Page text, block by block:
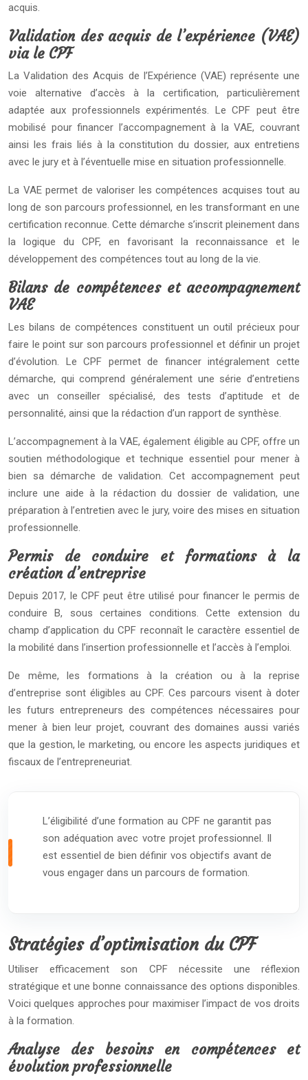
acquis.
Validation des acquis de l’expérience (VAE)
via le CPF
La Validation des Acquis de l’Expérience (VAE) représente une
voie alternative d’accès à la certification, particulièrement
adaptée aux professionnels expérimentés. Le CPF peut être
mobilisé pour financer l’accompagnement à la VAE, couvrant
ainsi les frais liés à la constitution du dossier, aux entretiens
avec le jury et à l’éventuelle mise en situation professionnelle.
La VAE permet de valoriser les compétences acquises tout au
long de son parcours professionnel, en les transformant en une
certification reconnue. Cette démarche s’inscrit pleinement dans
la logique du CPF, en favorisant la reconnaissance et le
développement des compétences tout au long de la vie.
Bilans de compétences et accompagnement
VAE
Les bilans de compétences constituent un outil précieux pour
faire le point sur son parcours professionnel et définir un projet
d’évolution. Le CPF permet de financer intégralement cette
démarche, qui comprend généralement une série d’entretiens
avec un conseiller spécialisé, des tests d’aptitude et de
personnalité, ainsi que la rédaction d’un rapport de synthèse.
L’accompagnement à la VAE, également éligible au CPF, offre un
soutien méthodologique et technique essentiel pour mener à
bien sa démarche de validation. Cet accompagnement peut
inclure une aide à la rédaction du dossier de validation, une
préparation à l’entretien avec le jury, voire des mises en situation
professionnelle.
Permis de conduire et formations à la
création d’entreprise
Depuis 2017, le CPF peut être utilisé pour financer le permis de
conduire B, sous certaines conditions. Cette extension du
champ d’application du CPF reconnaît le caractère essentiel de
la mobilité dans l’insertion professionnelle et l’accès à l’emploi.
De même, les formations à la création ou à la reprise
d’entreprise sont éligibles au CPF. Ces parcours visent à doter
les futurs entrepreneurs des compétences nécessaires pour
mener à bien leur projet, couvrant des domaines aussi variés
que la gestion, le marketing, ou encore les aspects juridiques et
fiscaux de l’entrepreneuriat.
L’éligibilité d’une formation au CPF ne garantit pas
son adéquation avec votre projet professionnel. Il
est essentiel de bien définir vos objectifs avant de
vous engager dans un parcours de formation.
Stratégies d’optimisation du CPF
Utiliser efficacement son CPF nécessite une réflexion
stratégique et une bonne connaissance des options disponibles.
Voici quelques approches pour maximiser l’impact de vos droits
à la formation.
Analyse des besoins en compétences et
évolution professionnelle